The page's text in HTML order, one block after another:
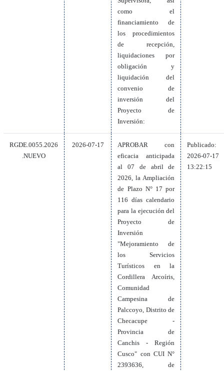
como el
financiamiento de
los procedimientos
de recepción,
liquidaciones por
obligación y
liquidación del
convenio de
inversión del
Proyecto de
Inversión:
RGDE.0055.2026
.NUEVO
2026-07-17
APROBAR con
eficacia anticipada
al 07 de abril de
2026, la Ampliación
de Plazo N° 17 por
116 días calendario
para la ejecución del
Proyecto de
Inversión
"Mejoramiento de
los Servicios
Turísticos en la
Cordillera Arcoíris,
Comunidad
Campesina de
Palccoyo, Distrito de
Checacupe -
Provincia de
Canchis - Región
Cusco" con CUI N°
2393636, de
Publicado:
2026-07-17
13:22:15